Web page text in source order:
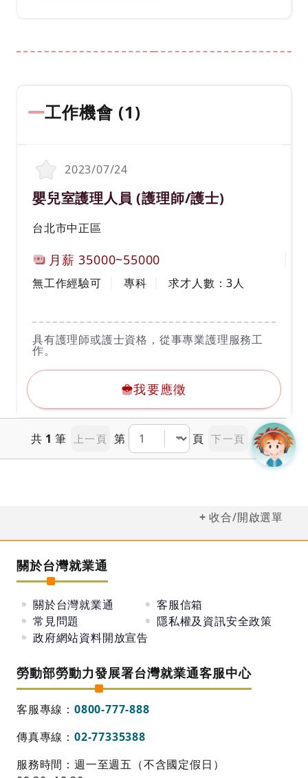
工作機會 (1)
2023/07/24
職務名稱(職業類別)
嬰兒室護理人員 (護理師/護士)
台北市中正區
月薪 35000~55000
工作經驗
無工作經驗可 專科 求才人數：3人
工作內容
具有護理師或護士資格，從事專業護理服務工
作。
我要應徵
我要應徵
共 1 筆 上一頁 第 頁 下一頁
收合/開啟選單
關於台灣就業通
關於台灣就業通
客服信箱
常見問題
隱私權及資訊安全政策
政府網站資料開放宣告
勞動部勞動力發展署台灣就業通客服中心
客服專線： 0800-777-888
傳真專線： 02-77335388
服務時間：週一至週五（不含國定假日）